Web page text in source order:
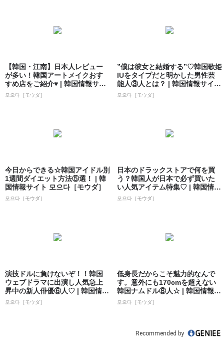
【韓国・江南】日本人レビュー
が多い！韓国アートメイクおす
すめ店をご紹介♥ | 韓国情報サイ
ト 모으...
모으다［モウダ］
”僕は彼女と結婚する”♡韓国歌姫
IUをタイプだと明かした男性芸
能人③人とは？ | 韓国情報サイト
...
모으다［モウダ］
今日からできる☆韓国アイドル別
1週間ダイエット方法⑤選！ | 韓
国情報サイト 모으다［モウダ］
모으다［モウダ］
日本のドラックストアで何を買
う？韓国人が日本で必ず買いた
い人気アイテム特集♡ | 韓国情報
サイト ...
모으다［モウダ］
演技ドルに負けないぞ！！韓国
ウェブドラマに出演し人気急上
昇中の新人俳優⑥人♡ | 韓国情報
サイト ...
모으다［モウダ］
低身長だからこそ魅力的なんで
す。意外にも170cmを超えない
韓国ナムドル⑧人☆ | 韓国情報サ
イト...
모으다［モウダ］
Recommended by